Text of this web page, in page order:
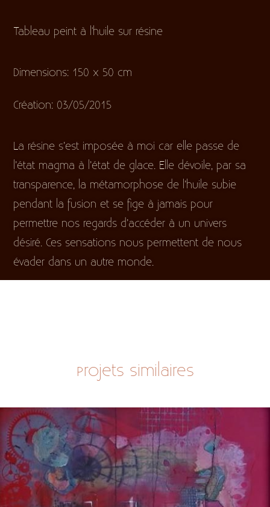
Tableau peint à l'huile sur résine
Dimensions: 150 x 50 cm
Création: 03/05/2015
La résine s’est imposée à moi car elle passe de
l’état magma à l’état de glace. Elle dévoile, par sa
transparence, la métamorphose de l’huile subie
pendant la fusion et se fige à jamais pour
permettre nos regards d’accéder à un univers
désiré. Ces sensations nous permettent de nous
évader dans un autre monde.
Projets similaires